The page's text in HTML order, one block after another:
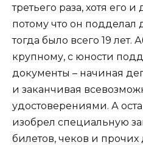
третьего раза, хотя его
потому что он
тогда было всего 19 лет.
крупному, с юности
документы – начиная
и заканчивая
удостоверениями. А
изобрел специальную
билетов, чеков и